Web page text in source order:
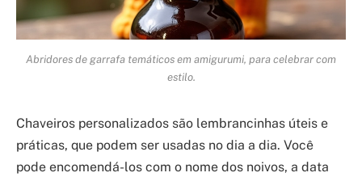
Abridores de garrafa temáticos em amigurumi, para celebrar com
estilo.
Chaveiros personalizados são lembrancinhas úteis e
práticas, que podem ser usadas no dia a dia. Você
pode encomendá-los com o nome dos noivos, a data